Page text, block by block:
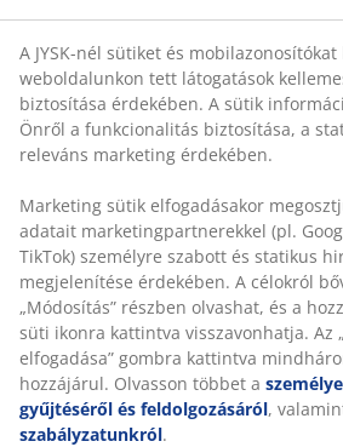
A JYSK-nél sütiket és
weboldalunkon tett látogatások
biztosítása érdekében. A sütik
Önről a funkcionalitás biztosítása, a
releváns marketing érdekében.
Marketing sütik elfogadásakor
adatait marketingpartnerekkel (pl.
TikTok) személyre szabott és statikus
megjelenítése érdekében. A célokról
„Módosítás” részben olvashat, és a
süti ikonra kattintva visszavonhatja. Az
elfogadása” gombra kattintva
hozzájárul. Olvasson többet a
gyűjtéséről és feldolgozásáról,
szabályzatunkról.